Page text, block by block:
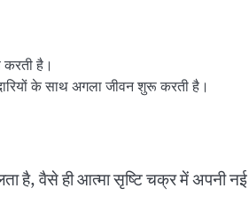
करती है।
के साथ अगला जीवन शुरू करती है।
वैसे ही आत्मा सृष्टि चक्र में अपनी नई